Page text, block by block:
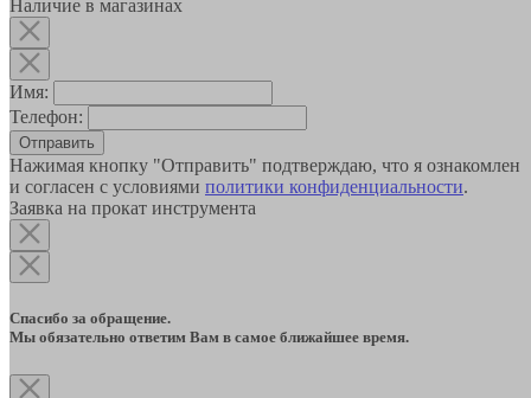
Наличие в магазинах
Имя:
Телефон:
Отправить
Нажимая кнопку "Отправить" подтверждаю, что я ознакомлен
и согласен с условиями политики конфиденциальности.
Заявка на прокат инструмента
Спасибо за обращение.
Мы обязательно ответим Вам в самое ближайшее время.